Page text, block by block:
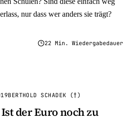
nur dass wer anders sie trägt?
22 Min. Wiedergabedauer
BERTHOLD SCHADEK (†)
der Euro noch zu